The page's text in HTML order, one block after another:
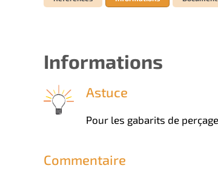
Informations
Astuce
Pour les gabarits de
Commentaire